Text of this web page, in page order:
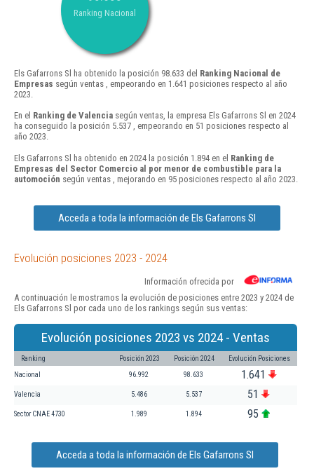
Ranking Nacional
Els Gafarrons Sl ha obtenido la posición 98.633 del Ranking Nacional de
Empresas según ventas , empeorando en 1.641 posiciones respecto al año
2023.
En el Ranking de Valencia según ventas, la empresa Els Gafarrons Sl en 2024
ha conseguido la posición 5.537 , empeorando en 51 posiciones respecto al
año 2023.
Els Gafarrons Sl ha obtenido en 2024 la posición 1.894 en el Ranking de
Empresas del Sector Comercio al por menor de combustible para la
automoción según ventas , mejorando en 95 posiciones respecto al año 2023.
Acceda a toda la información de Els Gafarrons Sl
Evolución posiciones 2023 - 2024
Información ofrecida por
A continuación le mostramos la evolución de posiciones entre 2023 y 2024 de
Els Gafarrons Sl por cada uno de los rankings según sus ventas:
Evolución posiciones 2023 vs 2024 - Ventas
Ranking Posición 2023 Posición 2024 Evolución Posiciones
Nacional 96.992 98.633 1.641
Valencia 5.486 5.537 51
Sector CNAE 4730 1.989 1.894 95
Acceda a toda la información de Els Gafarrons Sl